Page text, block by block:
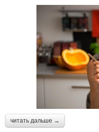
читать дальше →